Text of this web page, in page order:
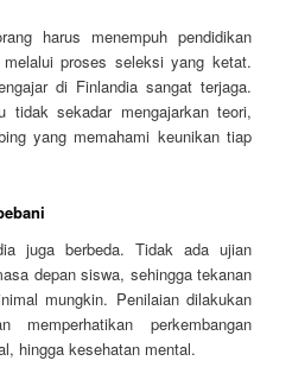
harus menempuh pendidikan
proses seleksi yang ketat.
di Finlandia sangat terjaga.
tidak sekadar mengajarkan teori,
yang memahami keunikan tiap
juga berbeda. Tidak ada ujian
depan siswa, sehingga tekanan
mungkin. Penilaian dilakukan
memperhatikan perkembangan
hingga kesehatan mental.